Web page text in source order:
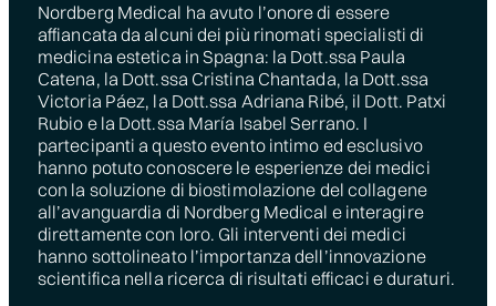
Nordberg Medical ha avuto l’onore di essere
affiancata da alcuni dei più rinomati specialisti di
medicina estetica in Spagna: la Dott.ssa Paula
Catena, la Dott.ssa Cristina Chantada, la Dott.ssa
Victoria Páez, la Dott.ssa Adriana Ribé, il Dott. Patxi
Rubio e la Dott.ssa María Isabel Serrano. I
partecipanti a questo evento intimo ed esclusivo
hanno potuto conoscere le esperienze dei medici
con la soluzione di biostimolazione del collagene
all’avanguardia di Nordberg Medical e interagire
direttamente con loro. Gli interventi dei medici
hanno sottolineato l’importanza dell’innovazione
scientifica nella ricerca di risultati efficaci e duraturi.